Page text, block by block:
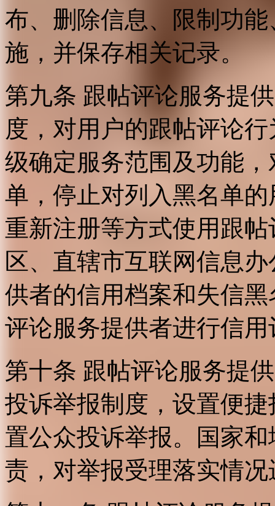
布、删除信息、限制功
施，并保存相关记录。
第九条 跟帖评论服务提
度，对用户的跟帖评论
级确定服务范围及功能
单，停止对列入黑名单
重新注册等方式使用跟
区、直辖市互联网信息
供者的信用档案和失信
评论服务提供者进行信用
第十条 跟帖评论服务提
投诉举报制度，设置便
置公众投诉举报。国家
责，对举报受理落实情